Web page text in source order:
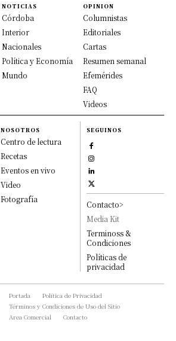
NOTICIAS
Córdoba
Interior
Nacionales
Política y Economía
Mundo
OPINION
Columnistas
Editoriales
Cartas
Resumen semanal
Efemérides
FAQ
Videos
NOSOTROS
Centro de lectura
Recetas
Eventos en vivo
Video
Fotografía
SEGUINOS
Contacto>
Media Kit
Terminoss &
Condiciones
Políticas de
privacidad
Portada
Política de Privacidad
Términos y Condiciones de Uso del Sitio
Area Comercial
Contacto